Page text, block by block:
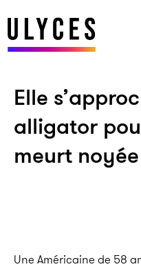
Elle
alligator
meurt noyée
Une Américaine de 58